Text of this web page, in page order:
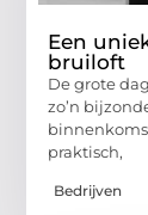
Een
bruiloft
De grote
zo’n
praktisch,
Bedrijven